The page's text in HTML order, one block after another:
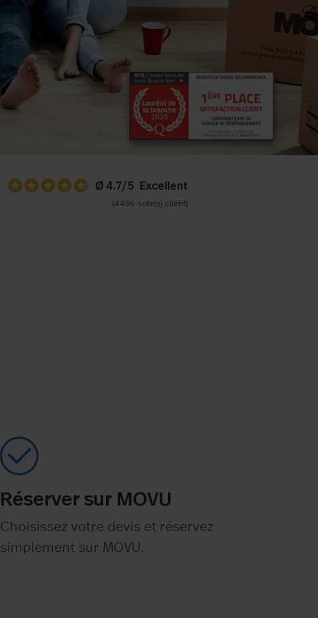
Ø 4.7/5
(4496
Réserver sur MOVU
Choisissez votre devis et réservez
simplement sur MOVU.